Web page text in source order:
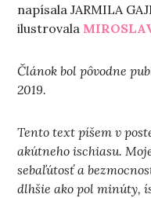
napísala JARMILA
ilustrovala
Článok bol pôvodne
2019.
Tento text píšem v
akútneho ischiasu.
sebaľútosť a
dlhšie ako pol minúty,